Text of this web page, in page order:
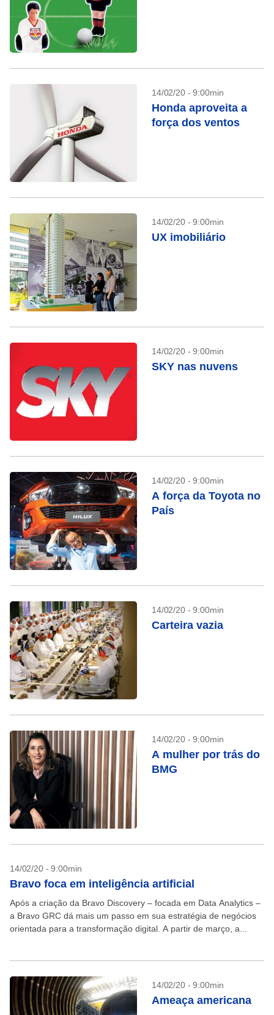
14/02/20 - 9:00min
Honda aproveita a
força dos ventos
14/02/20 - 9:00min
UX imobiliário
14/02/20 - 9:00min
SKY nas nuvens
14/02/20 - 9:00min
A força da Toyota no
País
14/02/20 - 9:00min
Carteira vazia
14/02/20 - 9:00min
A mulher por trás do
BMG
14/02/20 - 9:00min
Bravo foca em inteligência artificial
Após a criação da Bravo Discovery – focada em Data Analytics –
a Bravo GRC dá mais um passo em sua estratégia de negócios
orientada para a transformação digital. A partir de março, a...
14/02/20 - 9:00min
Ameaça americana